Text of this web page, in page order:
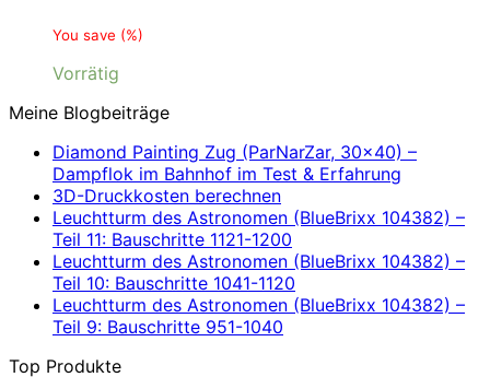
You save (%)
Vorrätig
Meine Blogbeiträge
Diamond Painting Zug (ParNarZar, 30×40) –
Dampflok im Bahnhof im Test & Erfahrung
3D-Druckkosten berechnen
Leuchtturm des Astronomen (BlueBrixx 104382) –
Teil 11: Bauschritte 1121-1200
Leuchtturm des Astronomen (BlueBrixx 104382) –
Teil 10: Bauschritte 1041-1120
Leuchtturm des Astronomen (BlueBrixx 104382) –
Teil 9: Bauschritte 951-1040
Top Produkte